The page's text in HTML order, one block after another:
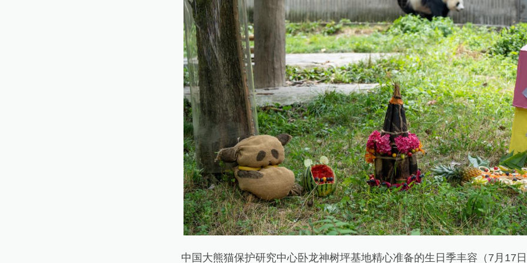
中国大熊猫保护研究中心卧龙神树坪基地精心准备的生日季丰容（7月17